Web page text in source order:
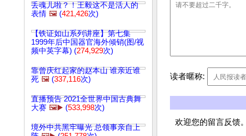
丢魂儿啦？！王毅这不是活人的
表情 🖼️ (421,426次)
【铁证如山系列讲座】第七集
1999年后中国器官海外倾销(图/视
频中英字幕) (274,929次)
靠曾庆红起家的赵本山 谁亲近谁
死 🖼️ (337,116次)
直播预告 2021全世界中国古典舞
大赛 🖼️▶️ (533,998次)
境外中共黑牢曝光 总领事亲自上
读者暱称:
欢迎您的留言反馈。